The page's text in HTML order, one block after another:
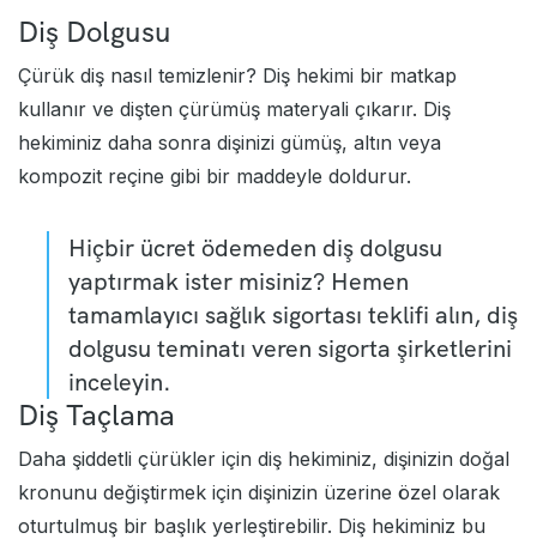
Diş Dolgusu
Çürük diş nasıl temizlenir? Diş hekimi bir matkap
kullanır ve dişten çürümüş materyali çıkarır. Diş
hekiminiz daha sonra dişinizi gümüş, altın veya
kompozit reçine gibi bir maddeyle doldurur.
Hiçbir ücret ödemeden diş dolgusu
yaptırmak ister misiniz? Hemen
tamamlayıcı sağlık sigortası teklifi alın, diş
dolgusu teminatı veren sigorta şirketlerini
inceleyin.
Diş Taçlama
Daha şiddetli çürükler için diş hekiminiz, dişinizin doğal
kronunu değiştirmek için dişinizin üzerine özel olarak
oturtulmuş bir başlık yerleştirebilir. Diş hekiminiz bu